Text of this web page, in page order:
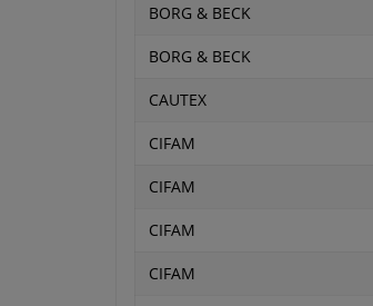
BORG & BECK
BORG & BECK
CAUTEX
CIFAM
CIFAM
CIFAM
CIFAM